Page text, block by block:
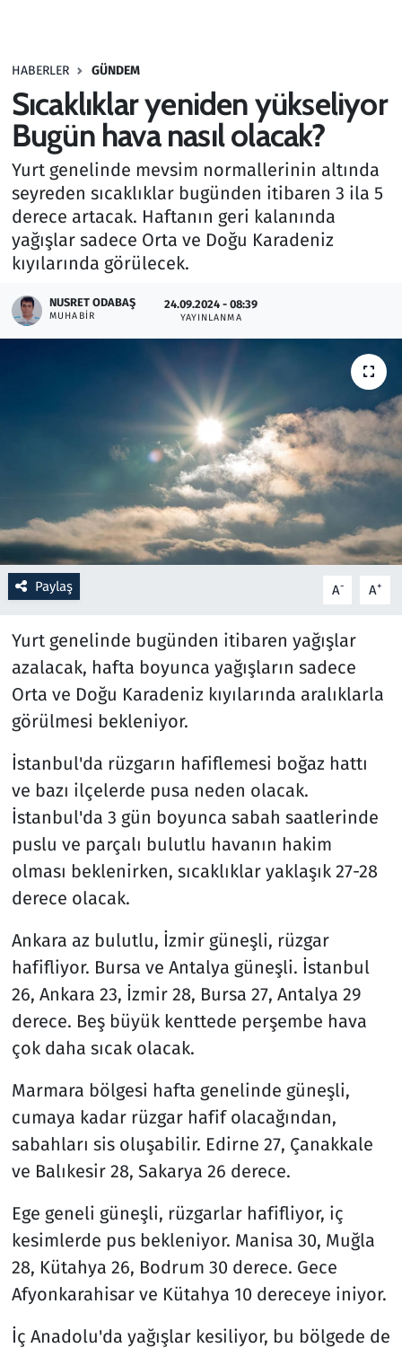
HABERLER GÜNDEM
Sıcaklıklar yeniden yükseliyor
Bugün hava nasıl olacak?
Yurt genelinde mevsim normallerinin altında
seyreden sıcaklıklar bugünden itibaren 3 ila 5
derece artacak. Haftanın geri kalanında
yağışlar sadece Orta ve Doğu Karadeniz
kıyılarında görülecek.
NUSRET ODABAŞ
MUHABIR
24.09.2024 - 08:39
YAYINLANMA
Paylaş A- A+
Yurt genelinde bugünden itibaren yağışlar
azalacak, hafta boyunca yağışların sadece
Orta ve Doğu Karadeniz kıyılarında aralıklarla
görülmesi bekleniyor.
İstanbul'da rüzgarın hafiflemesi boğaz hattı
ve bazı ilçelerde pusa neden olacak.
İstanbul'da 3 gün boyunca sabah saatlerinde
puslu ve parçalı bulutlu havanın hakim
olması beklenirken, sıcaklıklar yaklaşık 27-28
derece olacak.
Ankara az bulutlu, İzmir güneşli, rüzgar
hafifliyor. Bursa ve Antalya güneşli. İstanbul
26, Ankara 23, İzmir 28, Bursa 27, Antalya 29
derece. Beş büyük kenttede perşembe hava
çok daha sıcak olacak.
Marmara bölgesi hafta genelinde güneşli,
cumaya kadar rüzgar hafif olacağından,
sabahları sis oluşabilir. Edirne 27, Çanakkale
ve Balıkesir 28, Sakarya 26 derece.
Ege geneli güneşli, rüzgarlar hafifliyor, iç
kesimlerde pus bekleniyor. Manisa 30, Muğla
28, Kütahya 26, Bodrum 30 derece. Gece
Afyonkarahisar ve Kütahya 10 dereceye iniyor.
İç Anadolu'da yağışlar kesiliyor, bu bölgede de
Haber
Kültür Sanat
Kurumsal Haberler
Lezzet Durağı
Memur ve Kamu
Otomobil
Resmi İlanlar
Rüya Tabirleri
Sağlık
Savunma Sanayi
Spor
Teknoloji ve Bilim
Televizyon